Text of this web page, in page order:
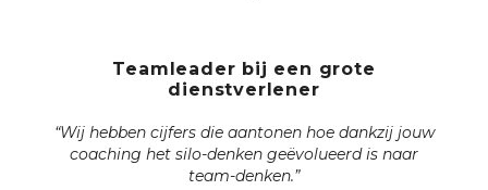
Teamleader bij een grote
dienstverlener
“Wij hebben cijfers die aantonen hoe dankzij jouw
coaching het silo-denken geëvolueerd is naar
team-denken.”